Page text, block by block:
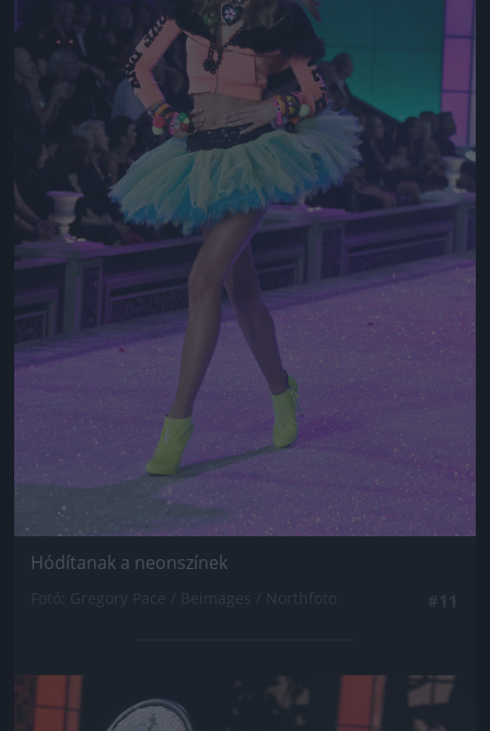
Hódítanak a neonszínek
Jön még kép!